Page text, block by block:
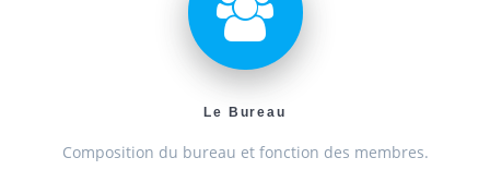
Le Bureau
Composition du bureau et fonction des membres.